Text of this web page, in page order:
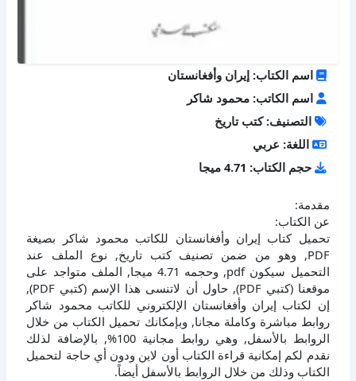
اسم الكتاب: إيران وأفغانستان
اسم الكاتب: محمود شاكر
التصنيف: كتب تاريخ
اللغة: عربي
حجم الكتاب: 4.71 ميجا
مقدمة:
عن الكتاب:
تحميل كتاب إيران وأفغانستان للكاتب محمود شاكر بصيغة
PDF, وهو من ضمن تصنيف كتب تاريخ, نوع الملف عند
التحميل سيكون pdf, وحجمه 4.71 ميجا, الملف متواجد على
موقعنا (كتبي PDF), حاول أن لاتنسى هذا الإسم (كتبي PDF),
إن لكتاب إيران وأفغانستان الإلكتروني للكاتب محمود شاكر
روابط مباشرة وكاملة مجانا, وبإمكانك تحميل الكتاب من خلال
الروابط بالأسفل, وهي روابط مجانية 100%, بالإضافة لذلك
نقدم لكم إمكانية قراءة الكتاب أون لاين ودون أي حاجة لتحميل
الكتاب وذلك من خلال الروابط بالأسفل أيضاً.